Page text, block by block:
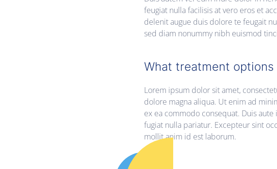
feugiat nulla facilisis at vero eros et
delenit augue duis dolore te feugait
sed diam nonummy nibh euismod
What treatment options
Lorem ipsum dolor sit amet,
dolore magna aliqua. Ut enim ad
ex ea commodo consequat. Duis
fugiat nulla pariatur. Excepteur sint
mollit anim id est laborum.